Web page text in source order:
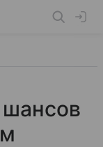
шансов